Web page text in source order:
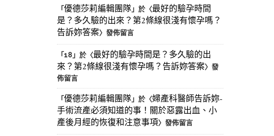
「優德莎莉編輯團隊」於〈最好的驗孕時間
是？多久驗的出來？第2條線很淺有懷孕嗎？
告訴妳答案〉發佈留言
「18 」於〈最好的驗孕時間是？多久驗的出
來？第2條線很淺有懷孕嗎？告訴妳答案〉發
佈留言
「優德莎莉編輯團隊」於〈婦產科醫師告訴妳-
手術流產必須知道的事！關於惡露出血、小
產後月經的恢復和注意事項〉發佈留言